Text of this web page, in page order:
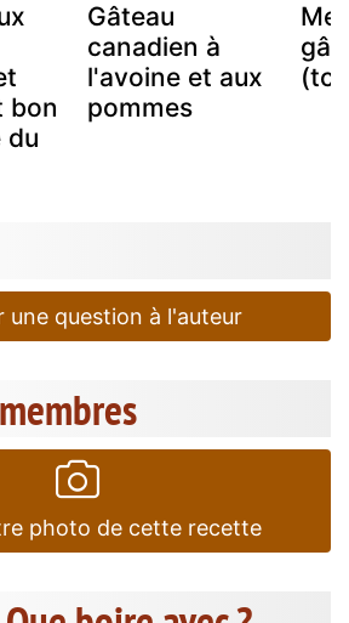
bon
du
Gâteau
canadien à
l'avoine et aux
pommes
une question à l'auteur
photo de cette recette